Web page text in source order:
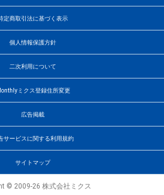
定商取引法に基づく表示
個人情報保護方針
二次利用について
ミクス登録住所変更
広告掲載
サービスに関する利用規約
サイトマップ
© 2009-26 株式会社ミクス